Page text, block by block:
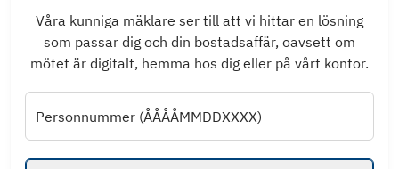
Våra kunniga mäklare ser till att vi hittar en lösning
som passar dig och din bostadsaffär, oavsett om
mötet är digitalt, hemma hos dig eller på vårt kontor.
Personnummer (ÅÅÅÅMMDDXXXX)